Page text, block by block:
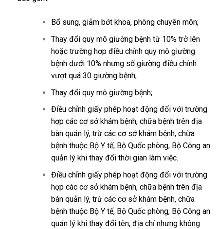
Bổ sung, giảm bớt khoa, phòng chuyên môn;
Thay đổi quy mô giường bệnh từ 10% trở lên
hoặc trường hợp điều chỉnh quy mô giường
bệnh dưới 10% nhưng số giường điều chỉnh
vượt quá 30 giường bệnh;
Thay đổi quy mô giường bệnh;
Điều chỉnh giấy phép hoạt động đối với trường
hợp các cơ sở khám bệnh, chữa bệnh trên địa
bàn quản lý, trừ các cơ sở khám bệnh, chữa
bệnh thuộc Bộ Y tế, Bộ Quốc phòng, Bộ Công an
quản lý khi thay đổi thời gian làm việc.
Điều chỉnh giấy phép hoạt động đối với trường
hợp các cơ sở khám bệnh, chữa bệnh trên địa
bàn quản lý, trừ các cơ sở khám bệnh, chữa
bệnh thuộc Bộ Y tế, Bộ Quốc phòng, Bộ Công an
quản lý khi thay đổi tên, địa chỉ nhưng không